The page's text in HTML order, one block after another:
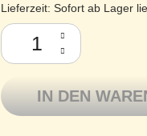
Lieferzeit: Sofort ab Lager
Lotus Yarn Brushed
IN DEN